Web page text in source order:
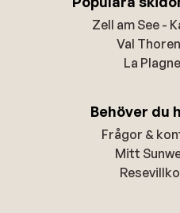
Zell am See -
Val
La Plagne
Behöver du
Frågor &
Mitt